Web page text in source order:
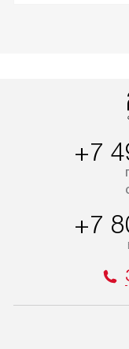
+7
+7